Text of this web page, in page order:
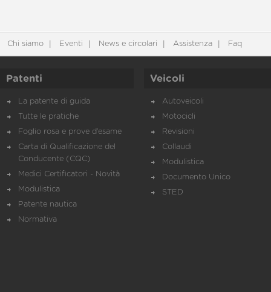
Chi siamo Eventi News e circolari Assistenza Faq
Patenti
La patente di guida
Tutte le pratiche
Foglio rosa e prove d’esame
Carta di Qualificazione del
Conducente (CQC)
Medici Certificatori - Novità
Modulistica
Patente nautica
Normativa
Veicoli
Autoveicoli
Motocicli
Revisioni
Collaudi
Modulistica
Documento Unico
STED